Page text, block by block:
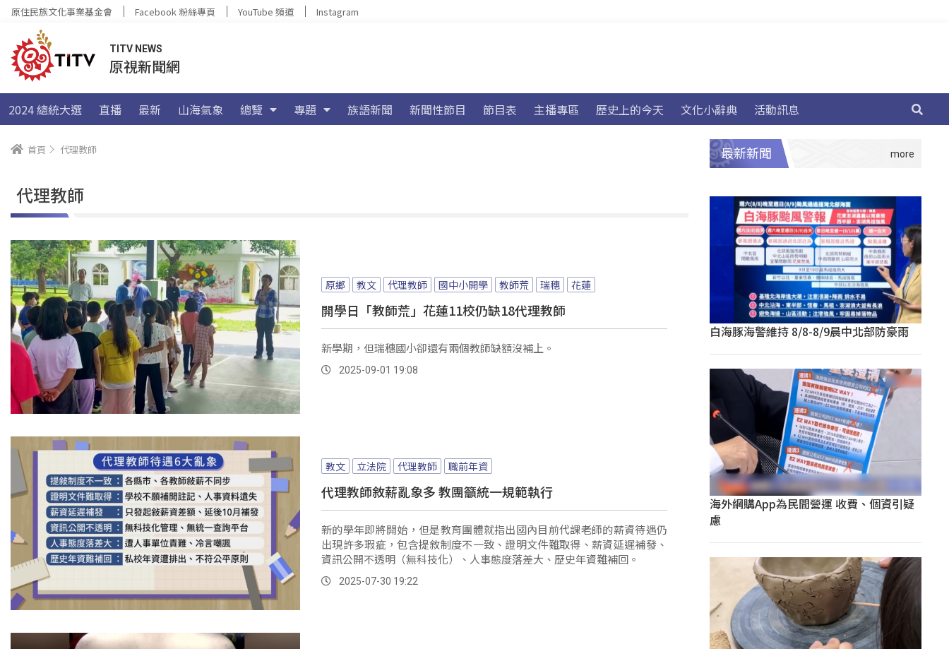
原住民族文化事業基金會 Facebook 粉絲專頁 YouTube 頻道 Instagram
TITV NEWS
原視新聞網
2024 總統大選 直播 最新 山海氣象 總覽 專題 族語新聞 新聞性節目 節目表 主播專區 歷史上的今天 文化小辭典 活動訊息
首頁 代理教師
代理教師
原鄉 教文 代理教師 國中小開學 教師荒 瑞穗 花蓮
開學日「教師荒」花蓮11校仍缺18代理教師
新學期，但瑞穗國小卻還有兩個教師缺額沒補上。
2025-09-01 19:08
教文 立法院 代理教師 職前年資
代理教師敘薪亂象多 教團籲統一規範執行
新的學年即將開始，但是教育團體就指出國內目前代課老師的薪資待遇仍
出現許多瑕疵，包含提敘制度不一致、證明文件難取得、薪資延遲補發、
資訊公開不透明（無科技化）、人事態度落差大、歷史年資難補回。
2025-07-30 19:22
最新新聞
白海豚海警維持 8/8-8/9晨中北部防豪雨
海外網購App為民間營運 收費、個資引疑
慮